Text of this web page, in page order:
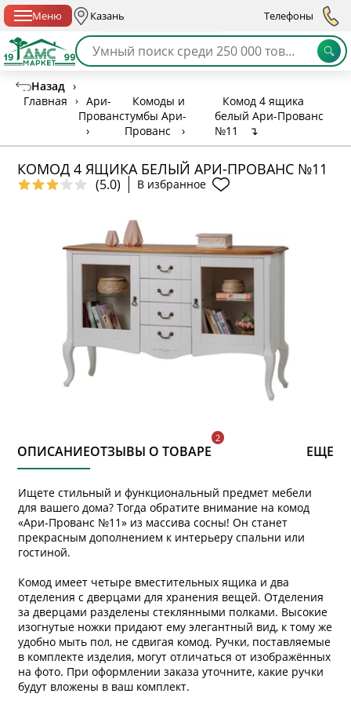
Меню Казань Телефоны
Назад ›
Главная
› Ари-
Прованс
›
Комоды и
тумбы Ари-
Прованс
›
Комод 4 ящика
белый Ари-Прованс
№11
↴
КОМОД 4 ЯЩИКА БЕЛЫЙ АРИ-ПРОВАНС №11
(5.0) В избранное
ОПИСАНИЕОТЗЫВЫ О ТОВАРЕ ЕЩЕ
Ищете стильный и функциональный предмет мебели
для вашего дома? Тогда обратите внимание на комод
«Ари-Прованс №11» из массива сосны! Он станет
прекрасным дополнением к интерьеру спальни или
гостиной.
Комод имеет четыре вместительных ящика и два
отделения с дверцами для хранения вещей. Отделения
за дверцами разделены стеклянными полками. Высокие
изогнутые ножки придают ему элегантный вид, к тому же
удобно мыть пол, не сдвигая комод. Ручки, поставляемые
в комплекте изделия, могут отличаться от изображённых
на фото. При оформлении заказа уточните, какие ручки
будут вложены в ваш комплект.